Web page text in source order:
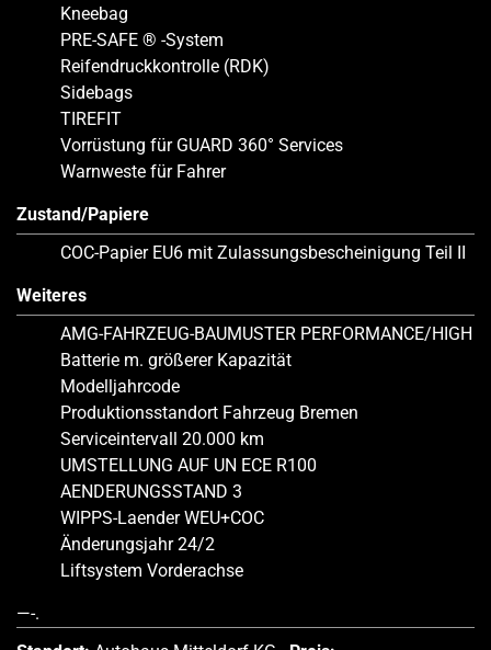
Kneebag
PRE-SAFE ® -System
Reifendruckkontrolle (RDK)
Sidebags
TIREFIT
Vorrüstung für GUARD 360° Services
Warnweste für Fahrer
Zustand/Papiere
COC-Papier EU6 mit Zulassungsbescheinigung Teil II
Weiteres
AMG-FAHRZEUG-BAUMUSTER PERFORMANCE/HIGH
Batterie m. größerer Kapazität
Modelljahrcode
Produktionsstandort Fahrzeug Bremen
Serviceintervall 20.000 km
UMSTELLUNG AUF UN ECE R100
AENDERUNGSSTAND 3
WIPPS-Laender WEU+COC
Änderungsjahr 24/2
Liftsystem Vorderachse
—-.